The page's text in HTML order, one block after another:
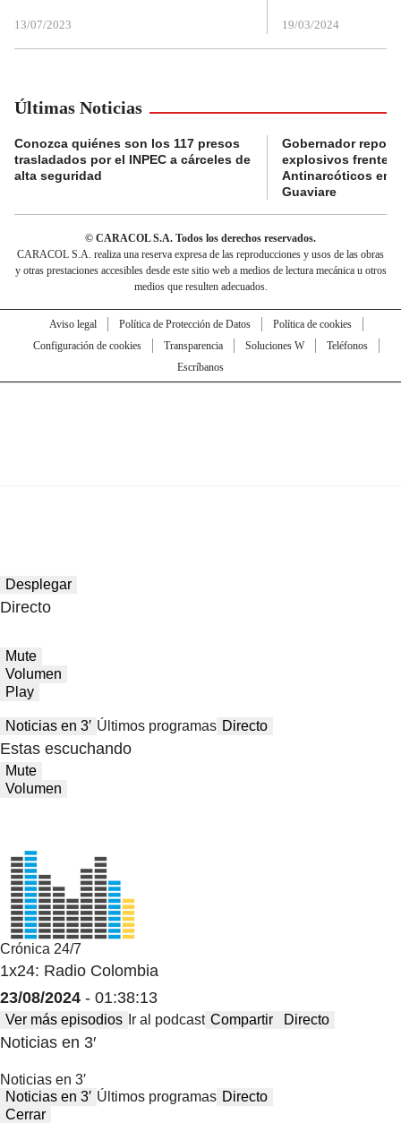
13/07/2023 19/03/2024
Últimas Noticias
Conozca quiénes son los 117 presos
trasladados por el INPEC a cárceles de
alta seguridad
Gobernador
explosivos frente a
Antinarcóticos en
Guaviare
© CARACOL S.A. Todos los derechos reservados.
CARACOL S.A. realiza una reserva expresa de las reproducciones y usos de las obras
y otras prestaciones accesibles desde este sitio web a medios de lectura mecánica u otros
medios que resulten adecuados.
Aviso legal Política de Protección de Datos
Política de cookies
Configuración de cookies
Transparencia Soluciones W
Teléfonos
Escríbanos
Desplegar
Directo
Mute
Volumen
Play
Noticias en 3′ Últimos programas Directo
Estas escuchando
Mute
Volumen
Crónica 24/7
1x24: Radio Colombia
23/08/2024 - 01:38:13
Ver más episodios Ir al podcast Compartir Directo
Noticias en 3′
Noticias en 3′
Noticias en 3′ Últimos programas Directo
Cerrar